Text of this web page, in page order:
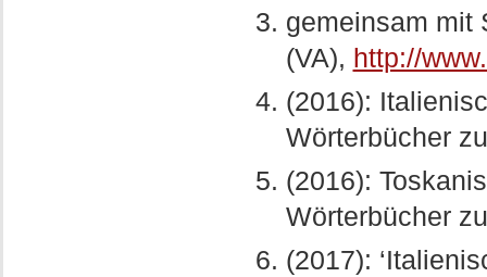
gemeinsam mit
(VA), http://
(2016):
Wörterbücher
(2016):
Wörterbücher
(2017):